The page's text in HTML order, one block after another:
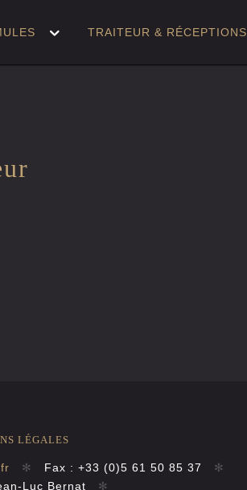
TRAITEUR & RÉCEPTIONS
LÉGALES
✻ Fax : +33 (0)5 61 50 85 37
✻
Luc Bernat ✻